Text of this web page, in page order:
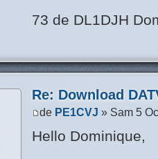
73 de DL1DJH
Re: Download
de PE1CVJ » Sam 5
Hello Dominique,